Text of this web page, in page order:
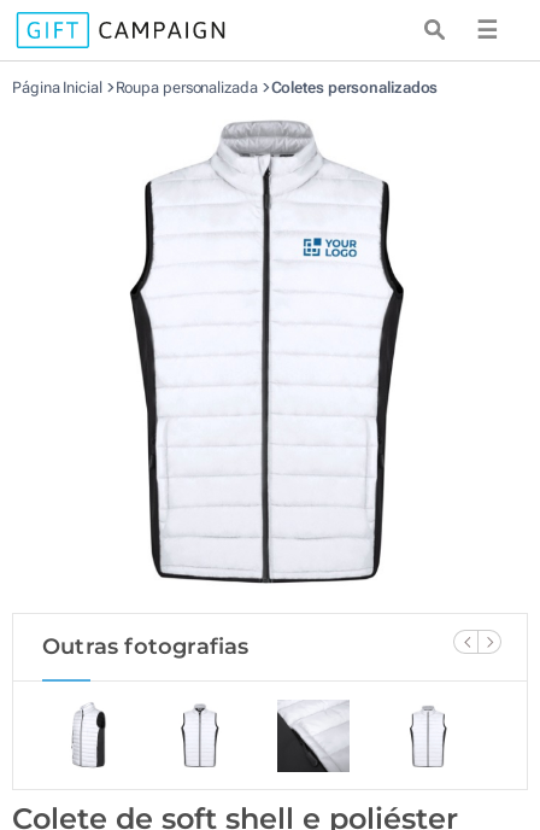
☰
Página Inicial Roupa personalizada Coletes personalizados
Outras fotografias
Colete de soft shell e poliéster